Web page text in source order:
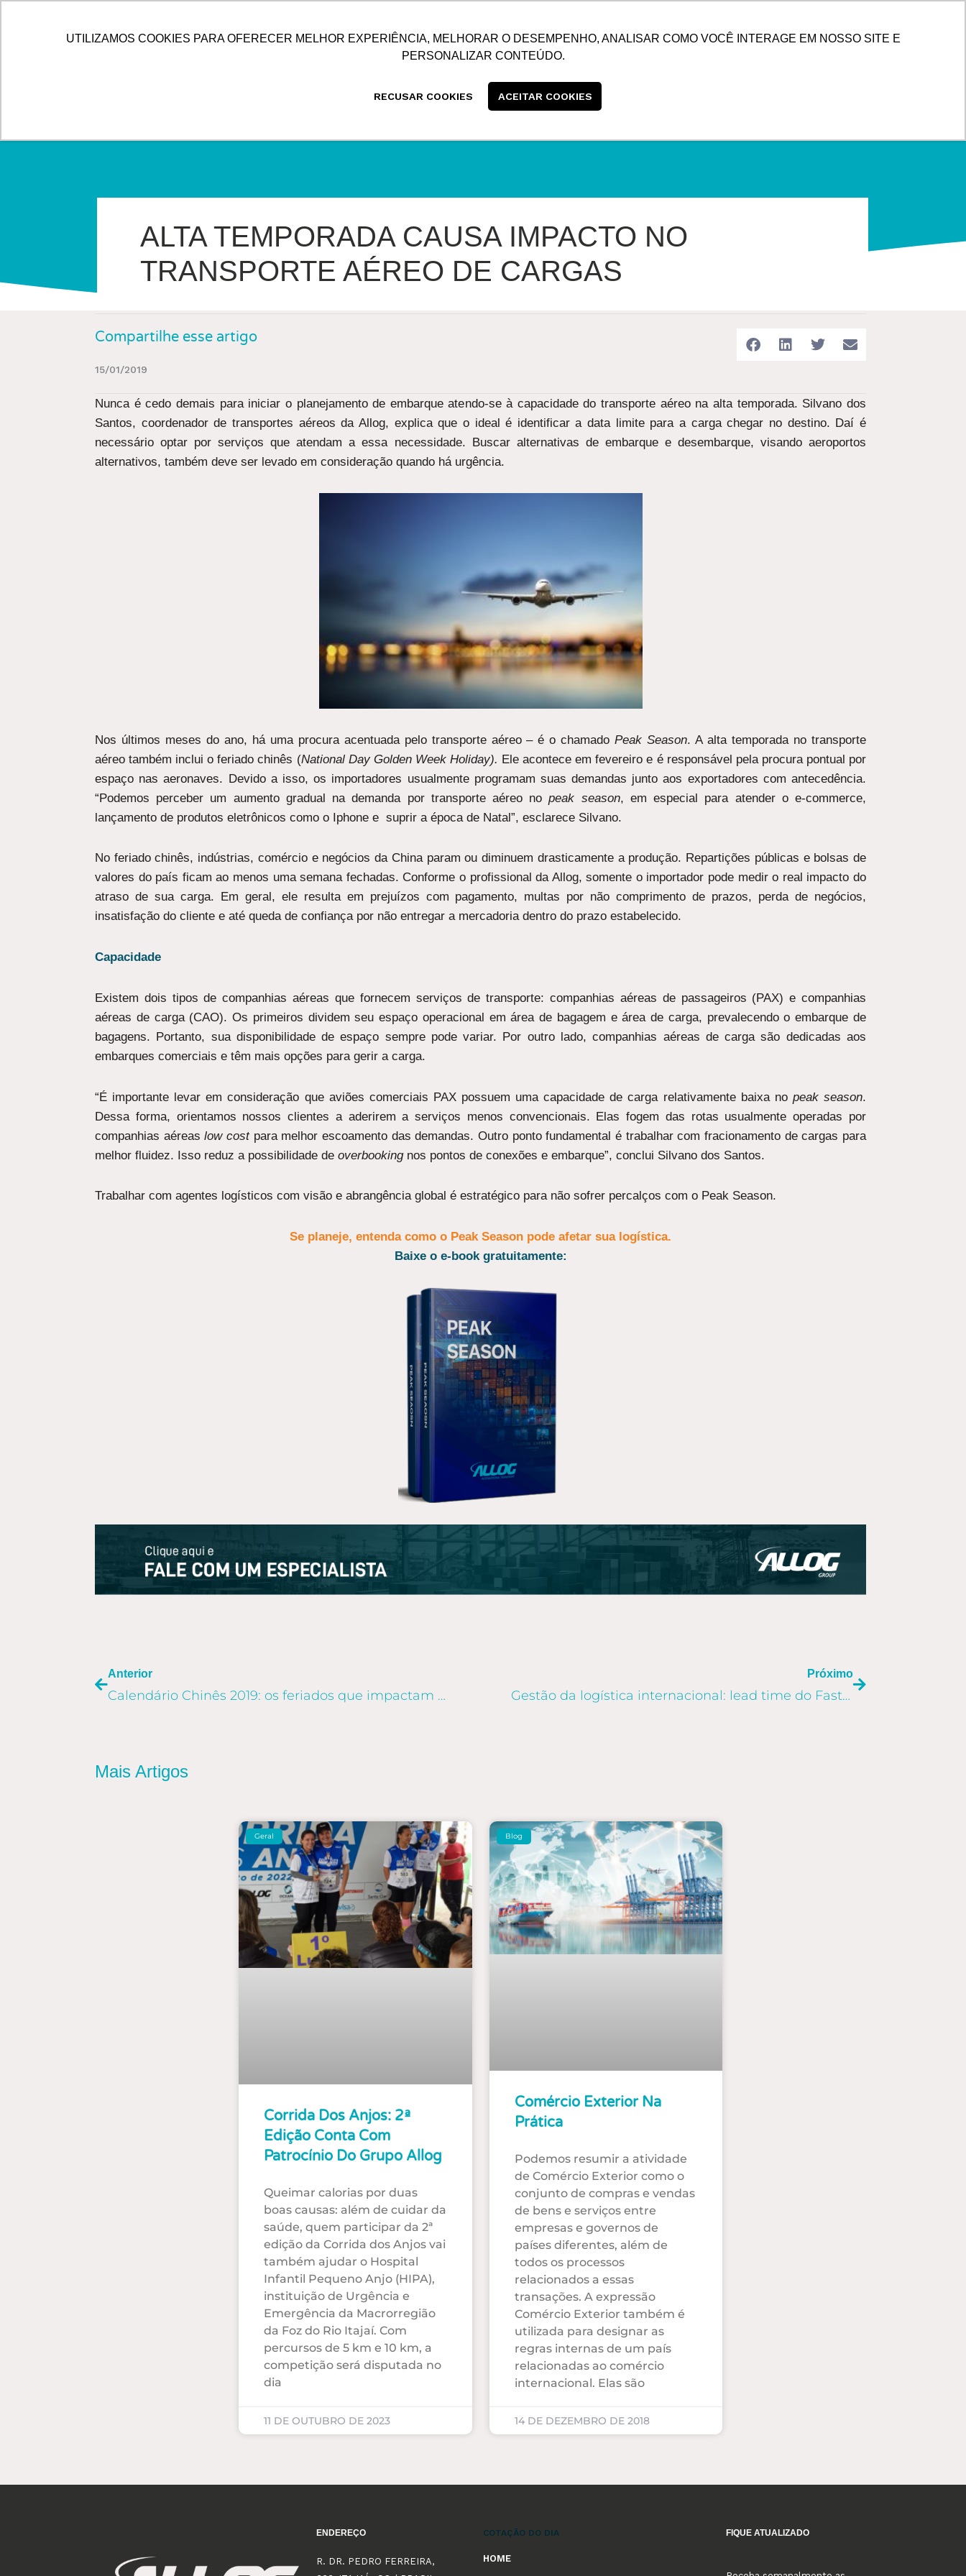
UTILIZAMOS COOKIES PARA OFERECER MELHOR EXPERIÊNCIA, MELHORAR O DESEMPENHO, ANALISAR COMO VOCÊ INTERAGE EM NOSSO SITE E
PERSONALIZAR CONTEÚDO.
RECUSAR COOKIES ACEITAR COOKIES
HOME ALLOG SOLUÇÕES SUSTENTABILIDADE BLOG CONTATO CENTRAL DE CLIENTES
ALTA TEMPORADA CAUSA IMPACTO NO
TRANSPORTE AÉREO DE CARGAS
Compartilhe esse artigo
15/01/2019
Nunca é cedo demais para iniciar o planejamento de embarque atendo-se à capacidade do transporte aéreo na alta temporada. Silvano dos
Santos, coordenador de transportes aéreos da Allog, explica que o ideal é identificar a data limite para a carga chegar no destino. Daí é
necessário optar por serviços que atendam a essa necessidade. Buscar alternativas de embarque e desembarque, visando aeroportos
alternativos, também deve ser levado em consideração quando há urgência.
Nos últimos meses do ano, há uma procura acentuada pelo transporte aéreo – é o chamadoPeak Season. A alta temporada no transporte
aéreo também inclui o feriado chinês (National Day Golden Week Holiday). Ele acontece em fevereiro e é responsável pela procura pontual por
espaço nas aeronaves. Devido a isso, os importadores usualmente programam suas demandas junto aos exportadores com antecedência.
“Podemos perceber um aumento gradual na demanda por transporte aéreo nopeak season, em especial para atender o e-commerce,
lançamento de produtos eletrônicos como o Iphone e suprir a época de Natal”, esclarece Silvano.
No feriado chinês, indústrias, comércio e negócios da China param ou diminuem drasticamente a produção. Repartições públicas e bolsas de
valores do país ficam ao menos uma semana fechadas. Conforme o profissional da Allog, somente o importador pode medir o real impacto do
atraso de sua carga. Em geral, ele resulta em prejuízos com pagamento, multas por não comprimento de prazos, perda de negócios,
insatisfação do cliente e até queda de confiança por não entregar a mercadoria dentro do prazo estabelecido.
Capacidade
Existem dois tipos de companhias aéreas que fornecem serviços de transporte: companhias aéreas de passageiros (PAX) e companhias
aéreas de carga (CAO). Os primeiros dividem seu espaço operacional em área de bagagem e área de carga, prevalecendo o embarque de
bagagens. Portanto, sua disponibilidade de espaço sempre pode variar. Por outro lado, companhias aéreas de carga são dedicadas aos
embarques comerciais e têm mais opções para gerir a carga.
“É importante levar em consideração que aviões comerciais PAX possuem uma capacidade de carga relativamente baixa no peak season.
Dessa forma, orientamos nossos clientes a aderirem a serviços menos convencionais. Elas fogem das rotas usualmente operadas por
companhias aéreaslow costpara melhor escoamento das demandas. Outro ponto fundamental é trabalhar com fracionamento de cargas para
melhor fluidez. Isso reduz a possibilidade de overbookingnos pontos de conexões e embarque”, conclui Silvano dos Santos.
Trabalhar com agentes logísticos com visão e abrangência global é estratégico para não sofrer percalços com o Peak Season.
Se planeje, entenda como o Peak Season pode afetar sua logística.
Baixe o e-book gratuitamente:
Anterior
Calendário Chinês 2019: os feriados que impactam no comércio exterior
Próximo
Gestão da logística internacional: lead time do Fast Fashion
Mais Artigos
Geral
Corrida Dos Anjos: 2ª
Edição Conta Com
Patrocínio Do Grupo Allog
Queimar calorias por duas
boas causas: além de cuidar da
saúde, quem participar da 2ª
edição da Corrida dos Anjos vai
também ajudar o Hospital
Infantil Pequeno Anjo (HIPA),
instituição de Urgência e
Emergência da Macrorregião
da Foz do Rio Itajaí. Com
percursos de 5 km e 10 km, a
competição será disputada no
dia
11 DE OUTUBRO DE 2023
Blog
Comércio Exterior Na
Prática
Podemos resumir a atividade
de Comércio Exterior como o
conjunto de compras e vendas
de bens e serviços entre
empresas e governos de
países diferentes, além de
todos os processos
relacionados a essas
transações. A expressão
Comércio Exterior também é
utilizada para designar as
regras internas de um país
relacionadas ao comércio
internacional. Elas são
14 DE DEZEMBRO DE 2018
ENDEREÇO
R. DR. PEDRO FERREIRA,
COTAÇÃO DO DIA
HOME
FIQUE ATUALIZADO